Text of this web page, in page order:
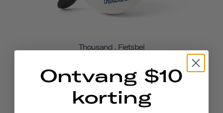
Thousand . Fietsbel
193 kr
Ontvang $10
korting